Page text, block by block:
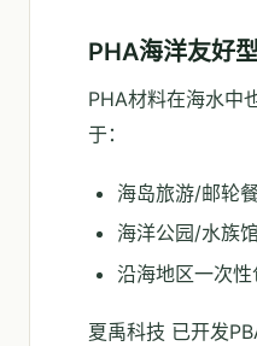
PHA海洋友好
PHA材料在海水中
于：
海岛旅游/邮轮餐
海洋公园/水族馆
沿海地区一次性
夏禹科技 已开发